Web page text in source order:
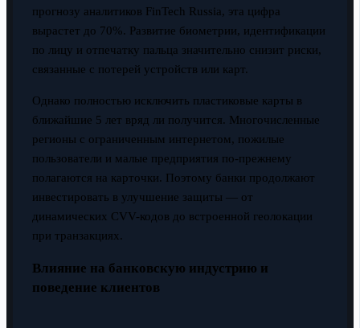
прогнозу аналитиков FinTech Russia, эта цифра
вырастет до 70%. Развитие биометрии, идентификации
по лицу и отпечатку пальца значительно снизит риски,
связанные с потерей устройств или карт.
Однако полностью исключить пластиковые карты в
ближайшие 5 лет вряд ли получится. Многочисленные
регионы с ограниченным интернетом, пожилые
пользователи и малые предприятия по-прежнему
полагаются на карточки. Поэтому банки продолжают
инвестировать в улучшение защиты — от
динамических CVV-кодов до встроенной геолокации
при транзакциях.
Влияние на банковскую индустрию и
поведение клиентов